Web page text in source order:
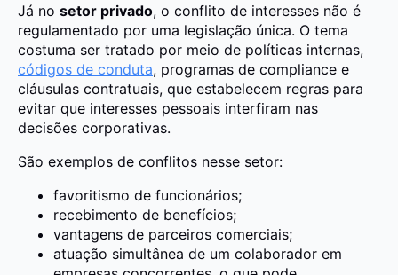
Já no setor privado, o conflito de interesses não é
regulamentado por uma legislação única. O tema
costuma ser tratado por meio de políticas internas,
códigos de conduta, programas de compliance e
cláusulas contratuais, que estabelecem regras para
evitar que interesses pessoais interfiram nas
decisões corporativas.
São exemplos de conflitos nesse setor:
favoritismo de funcionários;
recebimento de benefícios;
vantagens de parceiros comerciais;
atuação simultânea de um colaborador em